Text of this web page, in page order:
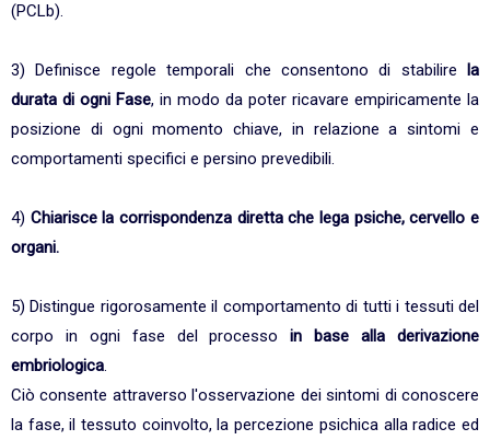
(PCLb).
3) Definisce regole temporali che consentono di stabilire
la
durata di ogni Fase, in modo da poter ricavare empiricamente la
posizione di ogni momento chiave, in relazione a sintomi e
comportamenti specifici e persino prevedibili.
4) Chiarisce la corrispondenza diretta che lega psiche, cervello e
organi.
5) Distingue rigorosamente il comportamento di tutti i tessuti del
corpo in ogni fase del processoin base alla derivazione
embriologica.
Ciò consente attraverso l'osservazione dei sintomi di conoscere
la fase, il tessuto coinvolto, la percezione psichica alla radice ed